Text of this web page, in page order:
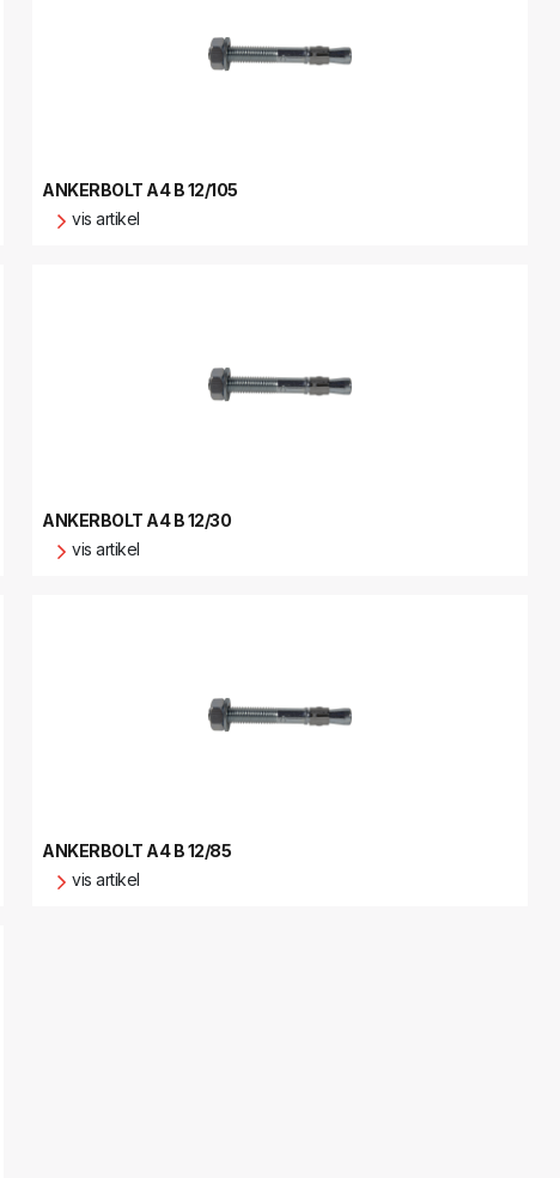
ANKERBOLT A4 B 12/105
vis artikel
ANKERBOLT A4 B 12/30
vis artikel
ANKERBOLT A4 B 12/85
vis artikel